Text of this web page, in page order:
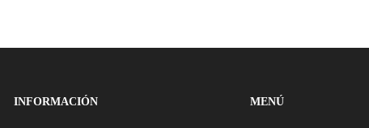
INFORMACIÓN MENÚ